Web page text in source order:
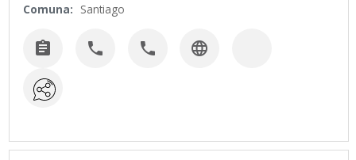
Comuna: Santiago
   